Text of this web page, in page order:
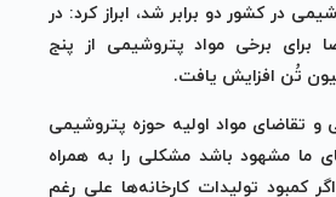
در کشور دو برابر شد، ابراز کرد: در
برای برخی مواد پتروشیمی از پنج
و تقاضای مواد اولیه حوزه پتروشیمی
ما مشهود باشد مشکلی را به همراه
کمبود تولیدات کارخانه‌ها علی رغم